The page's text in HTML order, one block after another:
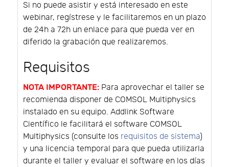
Si no puede asistir y está interesado en este
webinar, regístrese y le facilitaremos en un plazo
de 24h a 72h un enlace para que pueda ver en
diferido la grabación que realizaremos.
Requisitos
NOTA IMPORTANTE: Para aprovechar el taller se
recomienda disponer de COMSOL Multiphysics
instalado en su equipo. Addlink Software
Científico le facilitará el software COMSOL
Multiphysics (consulte los requisitos de sistema)
y una licencia temporal para que pueda utilizarla
durante el taller y evaluar el software en los días